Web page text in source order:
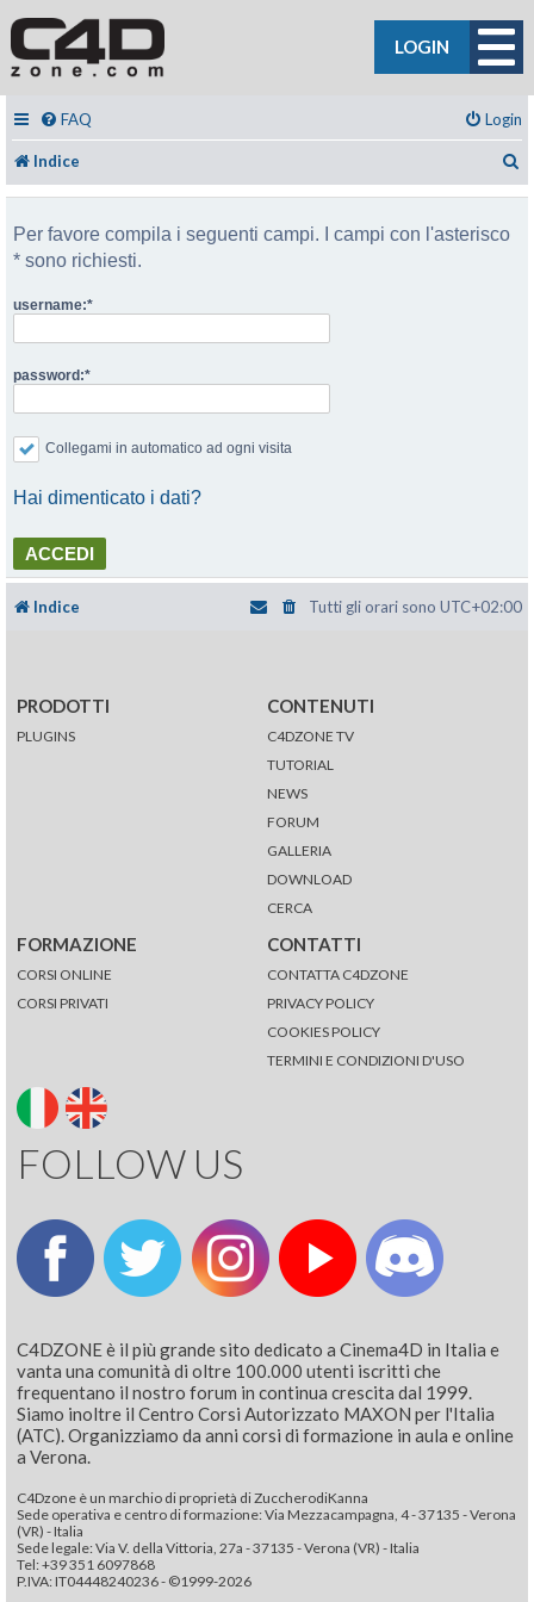
LOGIN
FAQ Login
Indice
Per favore compila i seguenti campi. I campi con l'asterisco
* sono richiesti.
username:
password:
Collegami in automatico ad ogni visita
Hai dimenticato i dati?
Indice Tutti gli orari sono UTC+02:00
PRODOTTI
PLUGINS
CONTENUTI
C4DZONE TV
TUTORIAL
NEWS
FORUM
GALLERIA
DOWNLOAD
CERCA
FORMAZIONE
CORSI ONLINE
CORSI PRIVATI
CONTATTI
CONTATTA C4DZONE
PRIVACY POLICY
COOKIES POLICY
TERMINI E CONDIZIONI D'USO
FOLLOW US
C4DZONE è il più grande sito dedicato a Cinema4D in Italia e
vanta una comunità di oltre 100.000 utenti iscritti che
frequentano il nostro forum in continua crescita dal 1999.
Siamo inoltre il Centro Corsi Autorizzato MAXON per l'Italia
(ATC). Organizziamo da anni corsi di formazione in aula e online
a Verona.
C4Dzone è un marchio di proprietà di ZuccherodiKanna
Sede operativa e centro di formazione: Via Mezzacampagna, 4 - 37135 - Verona
(VR) - Italia
Sede legale: Via V. della Vittoria, 27a - 37135 - Verona (VR) - Italia
Tel: +39 351 6097868‬
P.IVA: IT04448240236 - ©1999-2026